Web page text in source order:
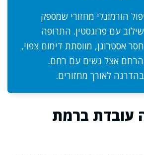
הורמונלי מחזורי שמספק
עם פרוגסטין. התרופה
אסטרוגן, מווסתת דימום צפוי,
הרחם אצל נשים עם רחם.
לאורך מחזורים.
עובדת ברמת